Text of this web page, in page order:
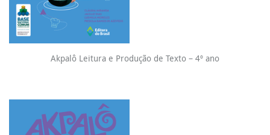
Akpalô Leitura e Produção de Texto – 4º ano